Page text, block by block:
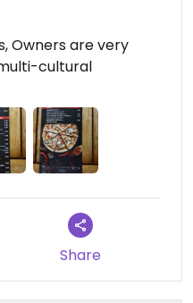
several vegan
can also build their
friendly,
If you're lucky you'll
outside joking with
guests to join them at
from the official ones
that they are open,
on Lieferando
Owners are very
cultural
Share